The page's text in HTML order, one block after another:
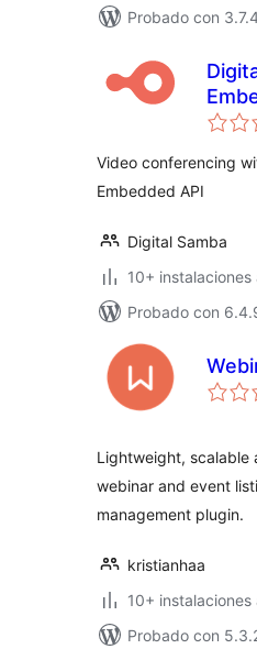
Probado con
Video conferencing
Embedded API
Digital Samba
10+
Probado con
Lightweight, scalable
webinar and event
management plugin.
kristianhaa
10+
Probado con